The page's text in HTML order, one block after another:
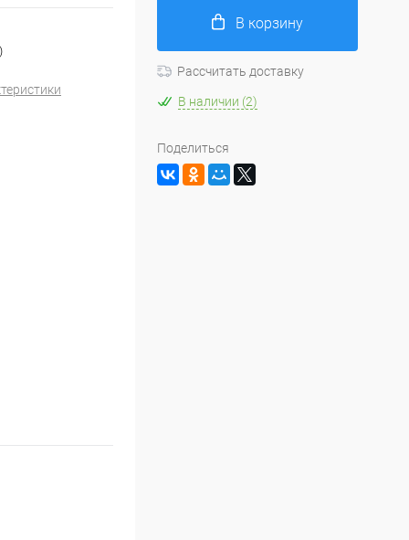
В корзину
Рассчитать доставку
В наличии (2)
Поделиться